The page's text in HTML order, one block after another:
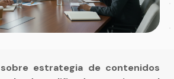
estrategia de contenidos